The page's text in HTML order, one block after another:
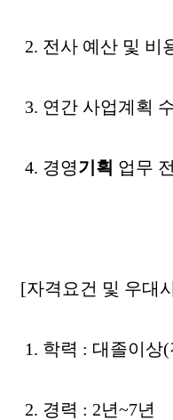
2. 전사 예산 및 비
3. 연간 사업계획
4. 경영기획 업무
[자격요건 및 우대
1. 학력 : 대졸이상
2. 경력 : 2년~7년